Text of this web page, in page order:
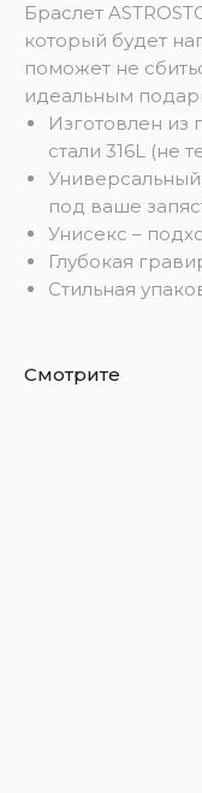
Браслет
который будет
поможет не
идеальным
Изготовлен из
стали 316L (не
под ваше
Унисекс –
Глубокая
Стильная
Смотрите